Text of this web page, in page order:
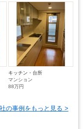
キッチン・台所
マンション
88万円
の事例をもっと見る >